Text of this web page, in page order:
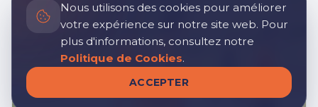
Nous utilisons des cookies pour améliorer
votre expérience sur notre site web. Pour
plus d'informations, consultez notre
Politique de Cookies.
ACCEPTER